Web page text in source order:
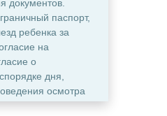
документов.
паспорт,
ребенка за
на
о
дня,
осмотра